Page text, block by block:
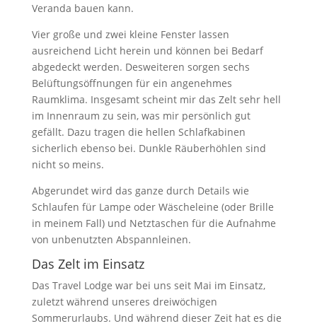
Veranda bauen kann.
Vier große und zwei kleine Fenster lassen
ausreichend Licht herein und können bei Bedarf
abgedeckt werden. Desweiteren sorgen sechs
Belüftungsöffnungen für ein angenehmes
Raumklima. Insgesamt scheint mir das Zelt sehr hell
im Innenraum zu sein, was mir persönlich gut
gefällt. Dazu tragen die hellen Schlafkabinen
sicherlich ebenso bei. Dunkle Räuberhöhlen sind
nicht so meins.
Abgerundet wird das ganze durch Details wie
Schlaufen für Lampe oder Wäscheleine (oder Brille
in meinem Fall) und Netztaschen für die Aufnahme
von unbenutzten Abspannleinen.
Das Zelt im Einsatz
Das Travel Lodge war bei uns seit Mai im Einsatz,
zuletzt während unseres dreiwöchigen
Sommerurlaubs. Und während dieser Zeit hat es die